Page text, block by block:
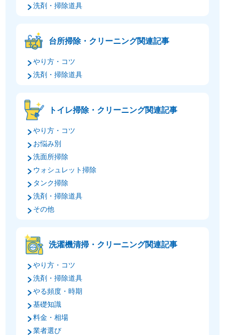
洗剤・掃除道具
台所掃除・クリーニング関連記事
やり方・コツ
洗剤・掃除道具
トイレ掃除・クリーニング関連記事
やり方・コツ
お悩み別
洗面所掃除
ウォシュレット掃除
タンク掃除
洗剤・掃除道具
その他
洗濯機清掃・クリーニング関連記事
やり方・コツ
洗剤・掃除道具
やる頻度・時期
基礎知識
料金・相場
業者選び